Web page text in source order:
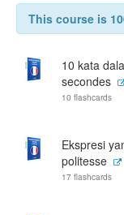
This course is
10 kata
secondes
10 flashcards
Ekspresi
politesse
17 flashcards